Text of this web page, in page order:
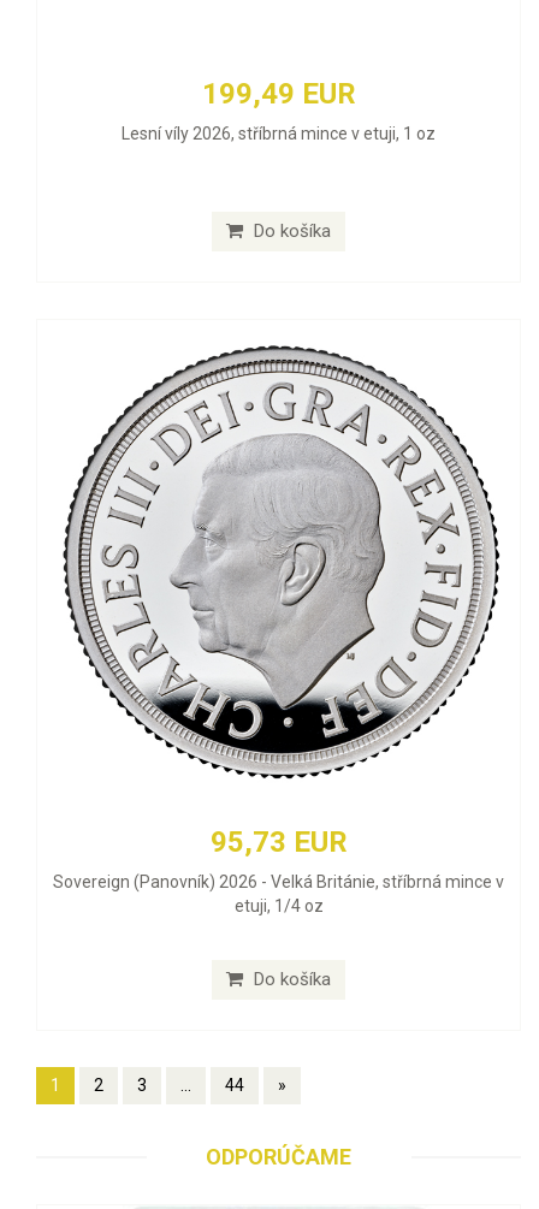
199,49 EUR
Lesní víly 2026, stříbrná mince v etuji, 1 oz
Do košíka
95,73 EUR
Sovereign (Panovník) 2026 - Velká Británie, stříbrná mince v
etuji, 1/4 oz
Do košíka
1 2 3 ... 44 »
ODPORÚČAME